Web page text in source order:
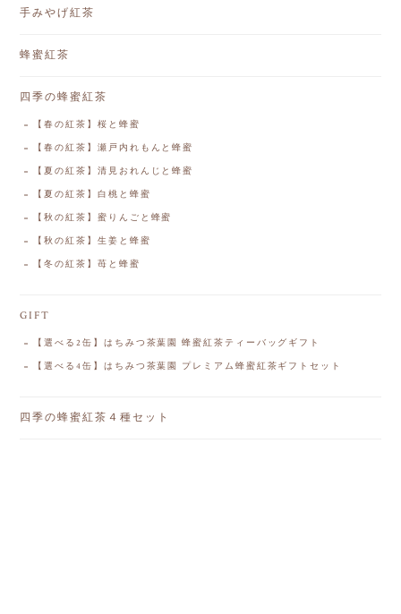
手みやげ紅茶
蜂蜜紅茶
四季の蜂蜜紅茶
【春の紅茶】桜と蜂蜜
【春の紅茶】瀬戸内れもんと蜂蜜
【夏の紅茶】清見おれんじと蜂蜜
【夏の紅茶】白桃と蜂蜜
【秋の紅茶】蜜りんごと蜂蜜
【秋の紅茶】生姜と蜂蜜
【冬の紅茶】苺と蜂蜜
GIFT
【選べる2缶】はちみつ茶葉園 蜂蜜紅茶ティーバッグギフト
【選べる4缶】はちみつ茶葉園 プレミアム蜂蜜紅茶ギフトセット
四季の蜂蜜紅茶４種セット